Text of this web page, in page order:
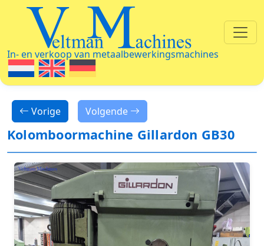
Veltman Machines
In- en verkoop van metaalbewerkingsmachines
Vorige Volgende
Kolomboormachine Gillardon GB30